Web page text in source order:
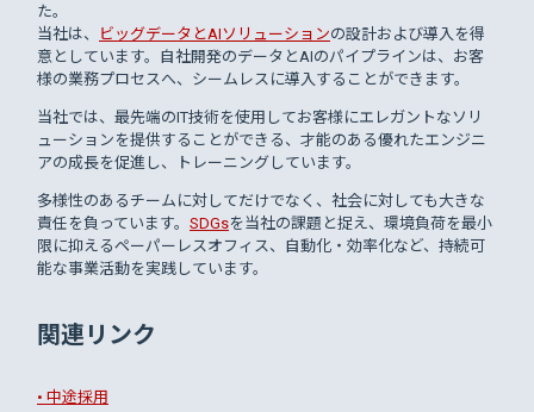
た。
当社は、
ビッグデータとAIソリューションの設計および導入を得
意としています。自社開発のデータとAIのパイプラインは、お客
様の業務プロセスへ、シームレスに導入することができます。
当社では、最先端のIT技術を使用してお客様にエレガントなソリ
ューションを提供することができる、才能のある優れたエンジニ
アの成長を促進し、トレーニングしています。
多様性のあるチームに対してだけでなく、社会に対しても大きな
責任を負っています。 SDGsを当社の課題と捉え、環境負荷を最小
限に抑えるペーパーレスオフィス、自動化・効率化など、持続可
能な事業活動を実践しています。
関連リンク
• 中途採用